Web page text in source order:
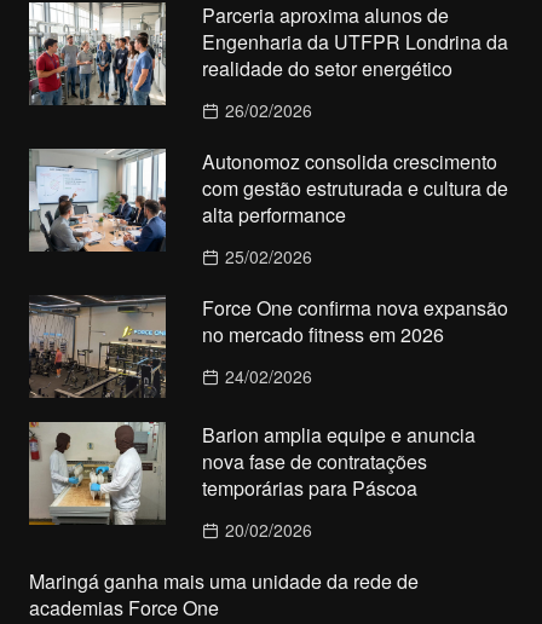
Parceria aproxima alunos de
Engenharia da UTFPR Londrina da
realidade do setor energético
26/02/2026
Autonomoz consolida crescimento
com gestão estruturada e cultura de
alta performance
25/02/2026
Force One confirma nova expansão
no mercado fitness em 2026
24/02/2026
Barion amplia equipe e anuncia
nova fase de contratações
temporárias para Páscoa
20/02/2026
Maringá ganha mais uma unidade da rede de
academias Force One